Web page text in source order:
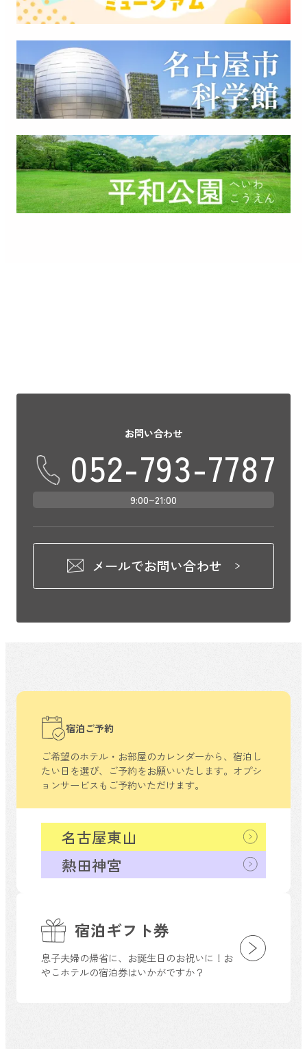
お問い合わせ
052-793-7787
9:00~21:00
メールでお問い合わせ
宿泊ギフト券
息子夫婦の帰省に、お誕生日のお祝いに！お
やこホテルの宿泊券はいかがですか？
宿泊ご予約
ご希望のホテル・お部屋のカレンダーから、 宿泊し
たい日を選び、ご予約をお願いいたします。 オプシ
ョンサービスもご予約いただけます。
熱田神宮
名古屋東山